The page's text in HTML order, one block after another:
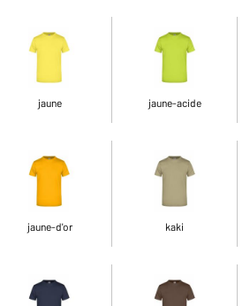
jaune jaune-acide
jaune-d'or kaki